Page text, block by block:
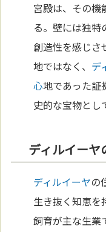
宮殿は、その機
る。壁には独特
創造性を感じさ
地ではなく、 デ
心地であった証
史的な宝物とし
ディルイーヤ
ディルイーヤの
生き抜く知恵を
飼育が主な生業